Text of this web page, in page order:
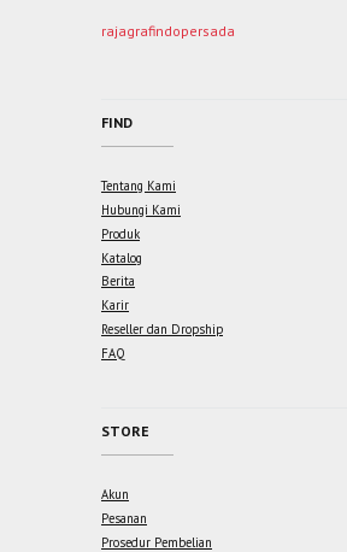
rajagrafindopersada
FIND
Tentang Kami
Hubungi Kami
Produk
Katalog
Berita
Karir
Reseller dan Dropship
FAQ
STORE
Akun
Pesanan
Prosedur Pembelian